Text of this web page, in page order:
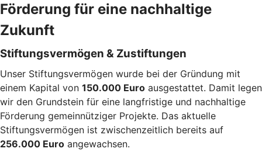
Förderung für eine nachhaltige
Zukunft
Stiftungsvermögen & Zustiftungen
Unser Stiftungsvermögen wurde bei der Gründung mit
einem Kapital von 150.000 Euro ausgestattet. Damit legen
wir den Grundstein für eine langfristige und nachhaltige
Förderung gemeinnütziger Projekte. Das aktuelle
Stiftungsvermögen ist zwischenzeitlich bereits auf
256.000 Euro angewachsen.